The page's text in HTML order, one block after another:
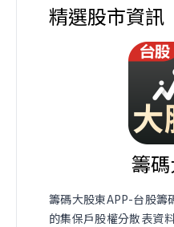
精選股市資訊
籌
籌碼大股東APP-台股籌
的集保戶股權分散表資